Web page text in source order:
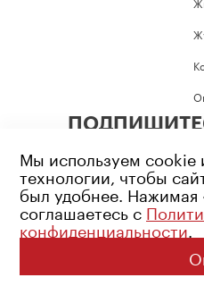
Возрастное
Политика
© 2026 Все
Мы используем cookie
технологии, чтобы
был удобнее. Нажимая
соглашаетесь с
конфиденциальности.